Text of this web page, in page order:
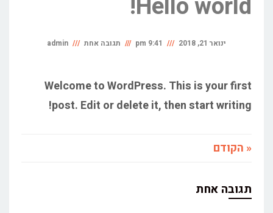
Hello world!
ינואר 21, 2018 9:41 pm תגובה אחת admin
Welcome to WordPress. This is your first
post. Edit or delete it, then start writing!
« הקודם
תגובה אחת